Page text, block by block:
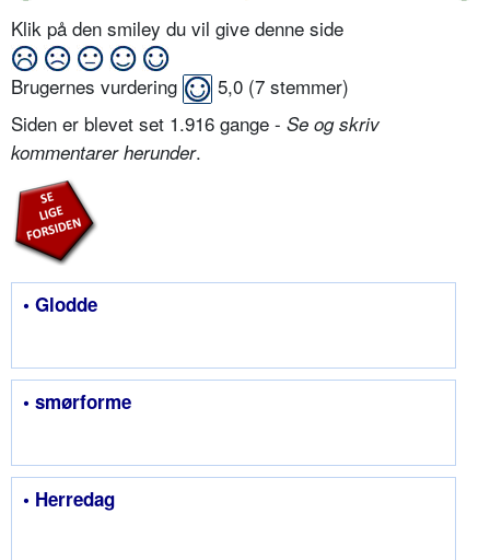
Klik på den smiley du vil give denne side
Brugernes vurdering 5,0 (7 stemmer)
Siden er blevet set 1.916 gange - Se og skriv
kommentarer herunder.
• Glodde
• smørforme
• Herredag